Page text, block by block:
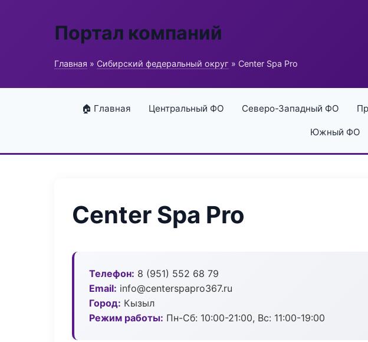
Портал компаний
Главная » Сибирский федеральный округ » Center Spa Pro
🏠 Главная Центральный ФО Северо-Западный ФО
Южный ФО
Center Spa Pro
Телефон: 8 (951) 552 68 79
Email: info@centerspapro367.ru
Город: Кызыл
Режим работы: Пн-Сб: 10:00-21:00, Вс: 11:00-19:00